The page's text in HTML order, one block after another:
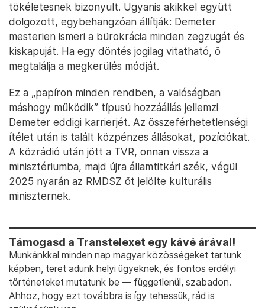
tökéletesnek bizonyult. Ugyanis akikkel együtt
dolgozott, egybehangzóan állítják: Demeter
mesterien ismeri a bürokrácia minden zegzugát és
kiskapuját. Ha egy döntés jogilag vitatható, ő
megtalálja a megkerülés módját.
Ez a „papíron minden rendben, a valóságban
máshogy működik” típusú hozzáállás jellemzi
Demeter eddigi karrierjét. Az összeférhetetlenségi
ítélet után is talált közpénzes állásokat, pozíciókat.
A közrádió után jött a TVR, onnan vissza a
minisztériumba, majd újra államtitkári szék, végül
2025 nyarán az RMDSZ őt jelölte kulturális
miniszternek.
Támogasd a Transtelexet egy kávé árával!
Munkánkkal minden nap magyar közösségeket tartunk
képben, teret adunk helyi ügyeknek, és fontos erdélyi
történeteket mutatunk be — függetlenül, szabadon.
Ahhoz, hogy ezt továbbra is így tehessük, rád is